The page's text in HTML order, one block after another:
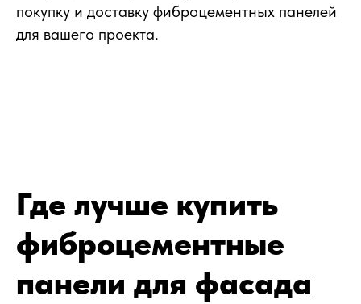
покупку и доставку фиброцементных панелей
для вашего проекта.
Где лучше купить
фиброцементные
панели для фасада